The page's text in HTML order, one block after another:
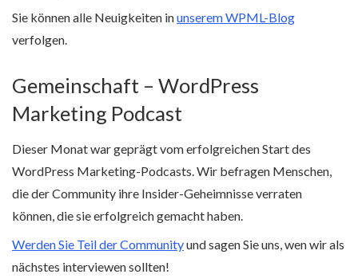
Sie können alle Neuigkeiten inunserem WPML-Blog
verfolgen.
Gemeinschaft – WordPress
Marketing Podcast
Dieser Monat war geprägt vom erfolgreichen Start des
WordPress Marketing-Podcasts. Wir befragen Menschen,
die der Community ihre Insider-Geheimnisse verraten
können, die sie erfolgreich gemacht haben.
Werden Sie Teil der Communityund sagen Sie uns, wen wir als
nächstes interviewen sollten!